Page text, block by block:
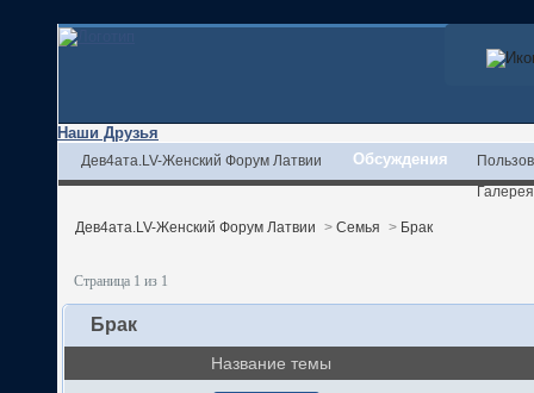
Наши Друзья
Дев4ата.LV-Женский Форум Латвии Обсуждения
Галерея
Дев4ата.LV-Женский Форум Латвии > Семья > Брак
Страница 1 из 1
Брак
Название темы